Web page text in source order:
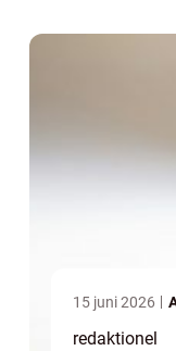
15 juni 2026
redaktionel